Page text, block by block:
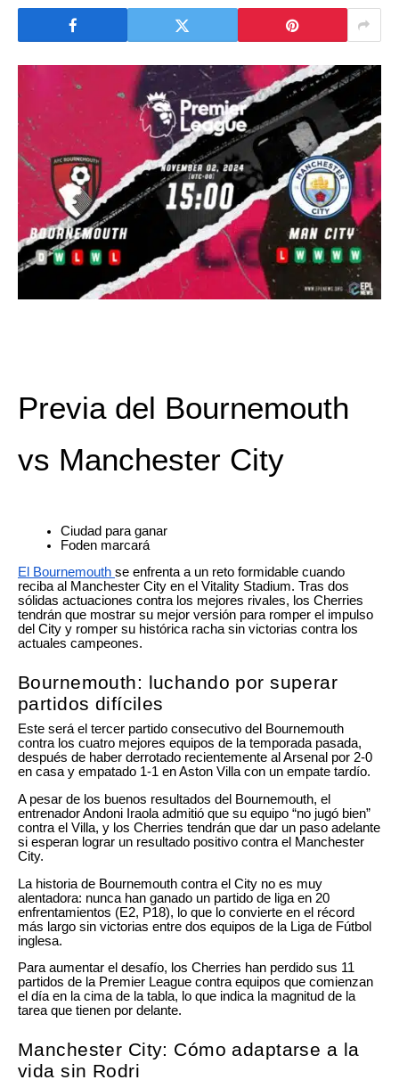
Previa del Bournemouth
vs Manchester City
Ciudad para ganar
Foden marcará
El Bournemouth se enfrenta a un reto formidable cuando
reciba al Manchester City en el Vitality Stadium. Tras dos
sólidas actuaciones contra los mejores rivales, los Cherries
tendrán que mostrar su mejor versión para romper el impulso
del City y romper su histórica racha sin victorias contra los
actuales campeones.
Bournemouth: luchando por superar
partidos difíciles
Este será el tercer partido consecutivo del Bournemouth
contra los cuatro mejores equipos de la temporada pasada,
después de haber derrotado recientemente al Arsenal por 2-0
en casa y empatado 1-1 en Aston Villa con un empate tardío.
A pesar de los buenos resultados del Bournemouth, el
entrenador Andoni Iraola admitió que su equipo “no jugó bien”
contra el Villa, y los Cherries tendrán que dar un paso adelante
si esperan lograr un resultado positivo contra el Manchester
City.
La historia de Bournemouth contra el City no es muy
alentadora: nunca han ganado un partido de liga en 20
enfrentamientos (E2, P18), lo que lo convierte en el récord
más largo sin victorias entre dos equipos de la Liga de Fútbol
inglesa.
Para aumentar el desafío, los Cherries han perdido sus 11
partidos de la Premier League contra equipos que comienzan
el día en la cima de la tabla, lo que indica la magnitud de la
tarea que tienen por delante.
Manchester City: Cómo adaptarse a la
vida sin Rodri